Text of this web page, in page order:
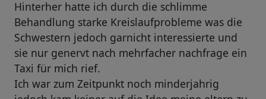
Hinterher hatte ich durch die schlimme
Behandlung starke Kreislaufprobleme was die
Schwestern jedoch garnicht interessierte und
sie nur genervt nach mehrfacher nachfrage ein
Taxi für mich rief.
Ich war zum Zeitpunkt noch minderjahrig